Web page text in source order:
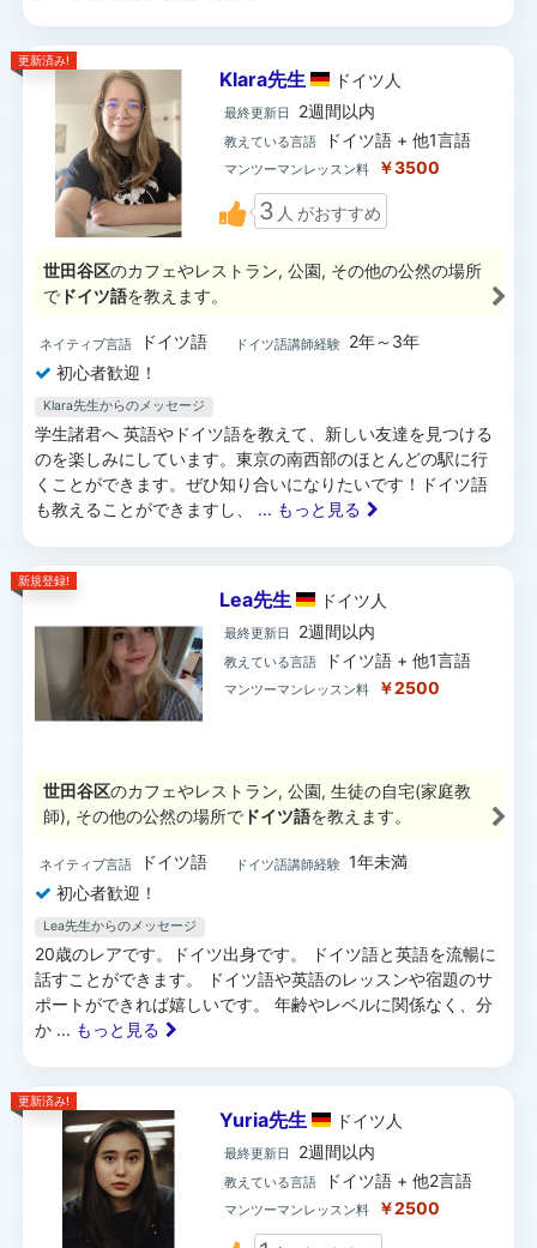
更新済み!
Klara先生 ドイツ 人
最終更新日 2週間以内
教えている言語 ドイツ語 + 他1言語
マンツーマンレッスン料 ￥3500
3 人 がおすすめ
世田谷区のカフェやレストラン, 公園, その他の公然の場所
で ドイツ語を教えます。
ネイティブ言語 ドイツ語 ドイツ語講師経験
2年～3年
初心者歓迎！
Klara先生からのメッセージ
学生諸君へ 英語やドイツ語を教えて、新しい友達を見つける
のを楽しみにしています。東京の南西部のほとんどの駅に行
くことができます。ぜひ知り合いになりたいです！ドイツ語
も教えることができますし、 ... もっと見る
新規登録!
Lea先生 ドイツ 人
最終更新日 2週間以内
教えている言語 ドイツ語 + 他1言語
マンツーマンレッスン料 ￥2500
世田谷区のカフェやレストラン, 公園, 生徒の自宅(家庭教
師), その他の公然の場所で ドイツ語を教えます。
ネイティブ言語 ドイツ語 ドイツ語講師経験 1年未満
初心者歓迎！
Lea先生からのメッセージ
20歳のレアです。ドイツ出身です。 ドイツ語と英語を流暢に
話すことができます。 ドイツ語や英語のレッスンや宿題のサ
ポートができれば嬉しいです。 年齢やレベルに関係なく、分
か ... もっと見る
更新済み!
Yuria先生 ドイツ 人
最終更新日 2週間以内
教えている言語 ドイツ語 + 他2言語
マンツーマンレッスン料 ￥2500